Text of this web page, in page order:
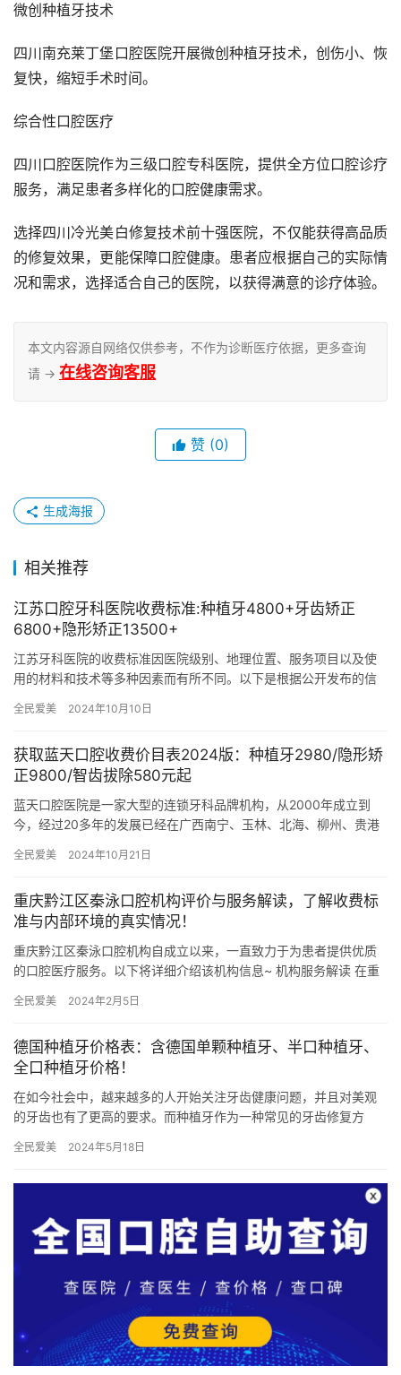
微创种植牙技术
四川南充莱丁堡口腔医院开展微创种植牙技术，创伤小、恢
复快，缩短手术时间。
综合性口腔医疗
四川口腔医院作为三级口腔专科医院，提供全方位口腔诊疗
服务，满足患者多样化的口腔健康需求。
选择四川冷光美白修复技术前十强医院，不仅能获得高品质
的修复效果，更能保障口腔健康。患者应根据自己的实际情
况和需求，选择适合自己的医院，以获得满意的诊疗体验。
本文内容源自网络仅供参考，不作为诊断医疗依据，更多查询
请 → 在线咨询客服
赞 (0)
生成海报
相关推荐
江苏口腔牙科医院收费标准:种植牙4800+牙齿矫正
6800+隐形矫正13500+
江苏牙科医院的收费标准因医院级别、地理位置、服务项目以及使
用的材料和技术等多种因素而有所不同。以下是根据公开发布的信
植牙…
全民爱美 2024年10月10日
获取蓝天口腔收费价目表2024版：种植牙2980/隐形矫
正9800/智齿拔除580元起
蓝天口腔医院是一家大型的连锁牙科品牌机构，从2000年成立到
今，经过20多年的发展已经在广西南宁、玉林、北海、柳州、贵港
全民爱美 2024年10月21日
重庆黔江区秦泳口腔机构评价与服务解读，了解收费标
准与内部环境的真实情况！
重庆黔江区秦泳口腔机构自成立以来，一直致力于为患者提供优质
的口腔医疗服务。以下将详细介绍该机构信息~ 机构服务解读 在重
括：…
全民爱美 2024年2月5日
德国种植牙价格表：含德国单颗种植牙、半口种植牙、
全口种植牙价格！
在如今社会中，越来越多的人开始关注牙齿健康问题，并且对美观
的牙齿也有了更高的要求。而种植牙作为一种常见的牙齿修复方
素。本文将…
全民爱美 2024年5月18日